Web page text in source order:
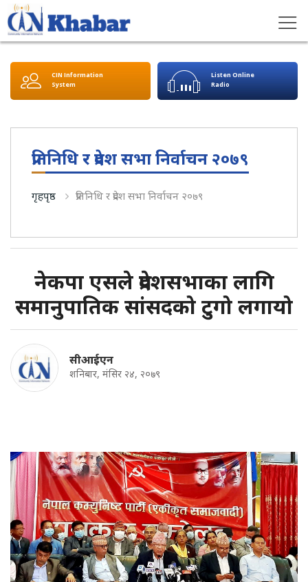
CIN Information
System
Listen Online
Radio
प्रतिनिधि र प्रदेश सभा निर्वाचन २०७९
गृहपृष्ठ प्रतिनिधि र प्रदेश सभा निर्वाचन २०७९
नेकपा एसले प्रदेशसभाका लागि
समानुपातिक सांसदको टुगो लगायो
सीआईएन
शनिबार, मंसिर २४, २०७९